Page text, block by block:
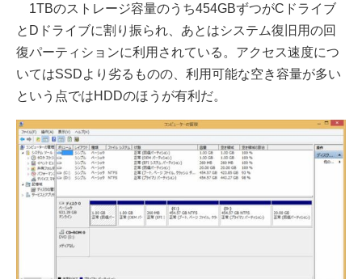
1TBのストレージ容量のうち454GBずつがCドライブ
とDドライブに割り振られ、あとはシステム復旧用の回
復パーティションに利用されている。アクセス速度につ
いてはSSDより劣るものの、利用可能な空き容量が多い
という点ではHDDのほうが有利だ。